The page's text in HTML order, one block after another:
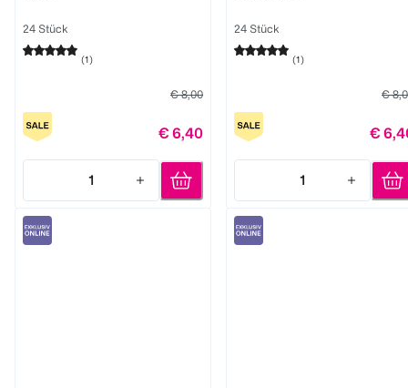
24 Stück
(1)
€ 8,00
€ 6,40
1
Quantity: 1
24 Stück
(1)
€
€
1
Quantity: 1